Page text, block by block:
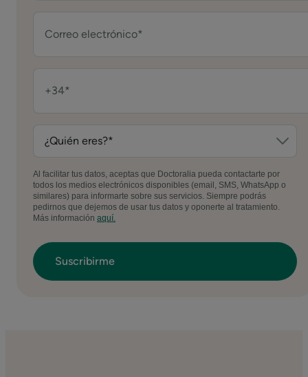
Al facilitar tus datos, aceptas que Doctoralia pueda contactarte por
todos los medios electrónicos disponibles (email, SMS, WhatsApp o
similares) para informarte sobre sus servicios. Siempre podrás
pedirnos que dejemos de usar tus datos y oponerte al tratamiento.
Más información aquí.